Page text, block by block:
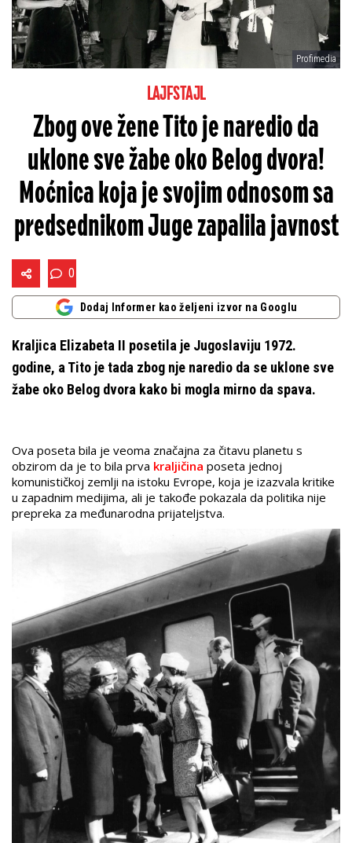
Profimedia
LAJFSTAJL
Zbog ove žene Tito je naredio da
uklone sve žabe oko Belog dvora!
Moćnica koja je svojim odnosom sa
predsednikom Juge zapalila javnost
0
Dodaj Informer kao željeni izvor na Googlu
Kraljica Elizabeta II posetila je Jugoslaviju 1972.
godine, a Tito je tada zbog nje naredio da se uklone sve
žabe oko Belog dvora kako bi mogla mirno da spava.
Ova poseta bila je veoma značajna za čitavu planetu s
obzirom da je to bila prva kraljičina poseta jednoj
komunističkoj zemlji na istoku Evrope, koja je izazvala kritike
u zapadnim medijima, ali je takođe pokazala da politika nije
prepreka za međunarodna prijateljstva.